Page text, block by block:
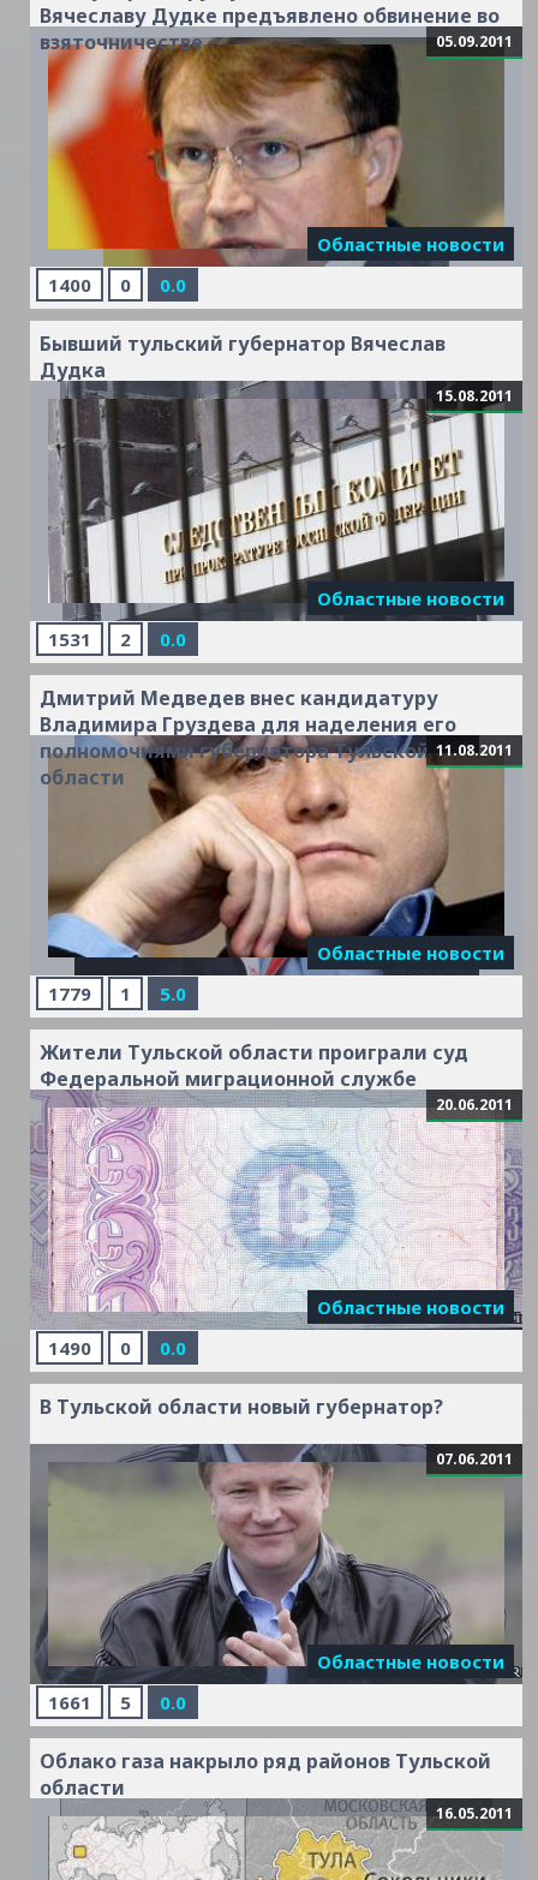
Читать дальше »
Вячеславу Дудке предъявлено обвинение во
взяточничестве
1400 0 0.0
05.09.2011
Областные новости
Бывший тульский губернатор Вячеслав
Дудка
Читать дальше »
1531 2 0.0
15.08.2011
Областные новости
Дмитрий Медведев внес кандидатуру
Владимира Груздева для наделения его
полномочиями губернатора Тульской
области
1779 1 5.0
11.08.2011
Областные новости
Жители Тульской области проиграли суд
Федеральной миграционной службе
1490 0 0.0
20.06.2011
Областные новости
В Тульской области новый губернатор?
1661 5 0.0
07.06.2011
Областные новости
Облако газа накрыло ряд районов Тульской
области
16.05.2011